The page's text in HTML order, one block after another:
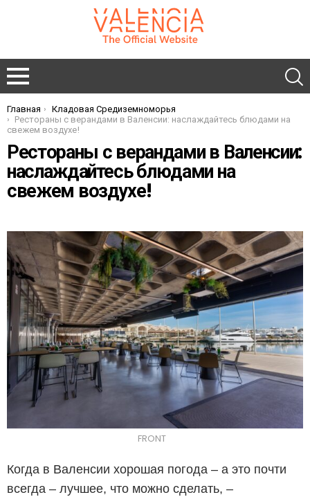
You are here:
Главная Кладовая Средиземноморья
Рестораны с верандами в Валенсии: наслаждайтесь блюдами на
свежем воздухе!
Рестораны с верандами в Валенсии:
наслаждайтесь блюдами на
свежем воздухе!
FRONT
Когда в Валенсии хорошая погода – а это почти
всегда – лучшее, что можно сделать, –